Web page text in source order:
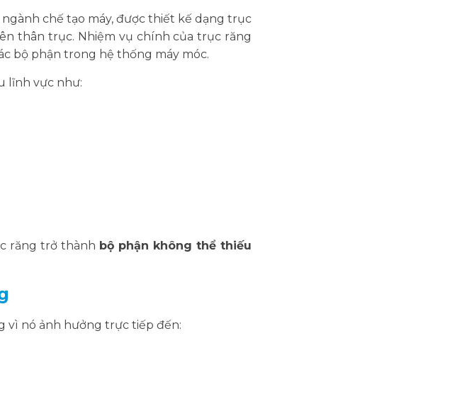
chế tạo máy, được thiết kế dạng trục
thân trục. Nhiệm vụ chính của trục răng
bộ phận trong hệ thống máy móc.
lĩnh vực như:
răng trở thành bộ phận không thể thiếu
vì nó ảnh hưởng trực tiếp đến: